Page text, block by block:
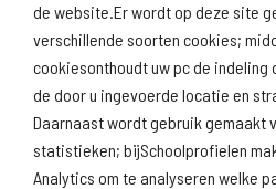
de website.Er wordt op deze site
verschillende soorten cookies;
cookiesonthoudt uw pc de indeling
de door u ingevoerde locatie en
Daarnaast wordt gebruik gemaakt
statistieken; bijSchoolprofielen
Analytics om te analyseren welke
Naar